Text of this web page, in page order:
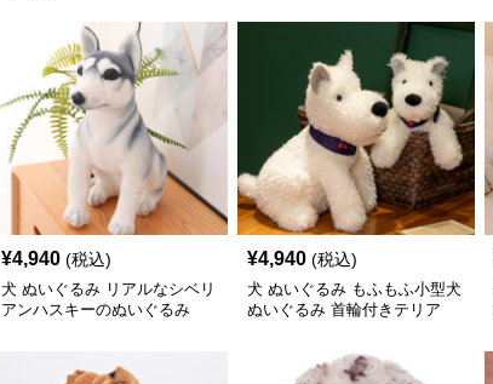
¥4,940 (税込)
犬 ぬいぐるみ リアルなシベリ
アンハスキーのぬいぐるみ
¥4,940 (税込)
犬 ぬいぐるみ もふもふ小型犬
ぬいぐるみ 首輪付きテリア